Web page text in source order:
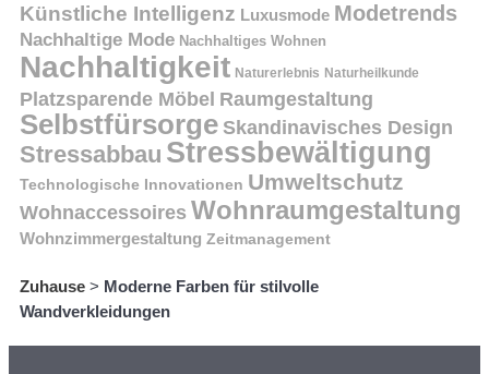
Künstliche Intelligenz Luxusmode Modetrends
Nachhaltige Mode Nachhaltiges Wohnen
Nachhaltigkeit Naturerlebnis Naturheilkunde
Platzsparende Möbel Raumgestaltung
Selbstfürsorge Skandinavisches Design
Stressabbau Stressbewältigung
Technologische Innovationen Umweltschutz
Wohnaccessoires Wohnraumgestaltung
Wohnzimmergestaltung Zeitmanagement
Zuhause > Moderne Farben für stilvolle
Wandverkleidungen